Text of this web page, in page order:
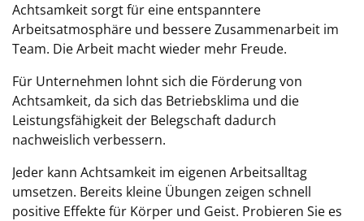
Achtsamkeit sorgt für eine entspanntere
Arbeitsatmosphäre und bessere Zusammenarbeit im
Team. Die Arbeit macht wieder mehr Freude.
Für Unternehmen lohnt sich die Förderung von
Achtsamkeit, da sich das Betriebsklima und die
Leistungsfähigkeit der Belegschaft dadurch
nachweislich verbessern.
Jeder kann Achtsamkeit im eigenen Arbeitsalltag
umsetzen. Bereits kleine Übungen zeigen schnell
positive Effekte für Körper und Geist. Probieren Sie es